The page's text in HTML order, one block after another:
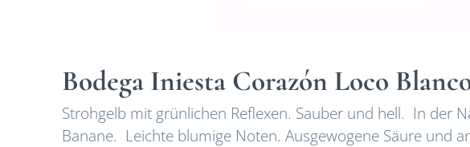
Bodega Iniesta Corazón Loco
Strohgelb mit grünlichen Reflexen. Sauber und hell. In der
Banane. Leichte blumige Noten. Ausgewogene Säure und